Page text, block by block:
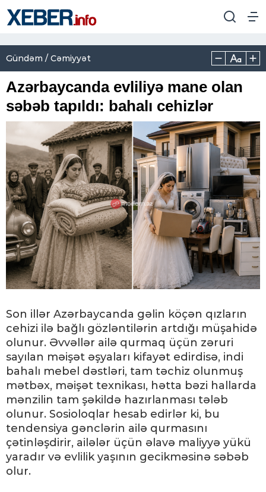
Gündəm / Cəmiyyət
Azərbaycanda evliliyə mane olan
səbəb tapıldı: bahalı cehizlər
Son illər Azərbaycanda gəlin köçən qızların
cehizi ilə bağlı gözləntilərin artdığı müşahidə
olunur. Əvvəllər ailə qurmaq üçün zəruri
sayılan məişət əşyaları kifayət edirdisə, indi
bahalı mebel dəstləri, tam təchiz olunmuş
mətbəx, məişət texnikası, hətta bəzi hallarda
mənzilin tam şəkildə hazırlanması tələb
olunur. Sosioloqlar hesab edirlər ki, bu
tendensiya gənclərin ailə qurmasını
çətinləşdirir, ailələr üçün əlavə maliyyə yükü
yaradır və evlilik yaşının gecikməsinə səbəb
olur.